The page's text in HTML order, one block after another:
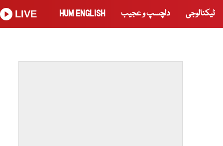
ٹیکنالوجی دلچسپ و عجیب HUM ENGLISH
LIVE